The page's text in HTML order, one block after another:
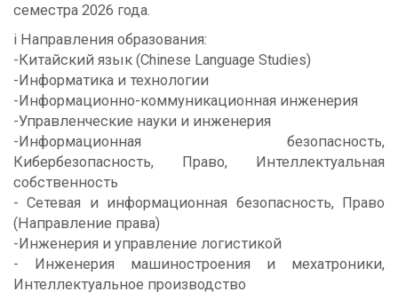
семестра 2026 года.
i️ Направления образования:
-Китайский язык (Chinese Language Studies)
-Информатика и технологии
-Информационно-коммуникационная инженерия
-Управленческие науки и инженерия
-Информационная безопасность,
Кибербезопасность, Право, Интеллектуальная
собственность
- Сетевая и информационная безопасность, Право
(Направление права)
-Инженерия и управление логистикой
- Инженерия машиностроения и мехатроники,
Интеллектуальное производство